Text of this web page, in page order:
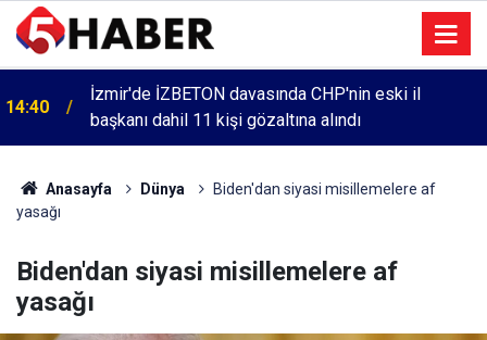
14:40
İzmir'de İZBETON davasında CHP'nin eski il
başkanı dahil 11 kişi gözaltına alındı
Anasayfa Dünya
Biden'dan siyasi misillemelere af
yasağı
Biden'dan siyasi misillemelere af
yasağı